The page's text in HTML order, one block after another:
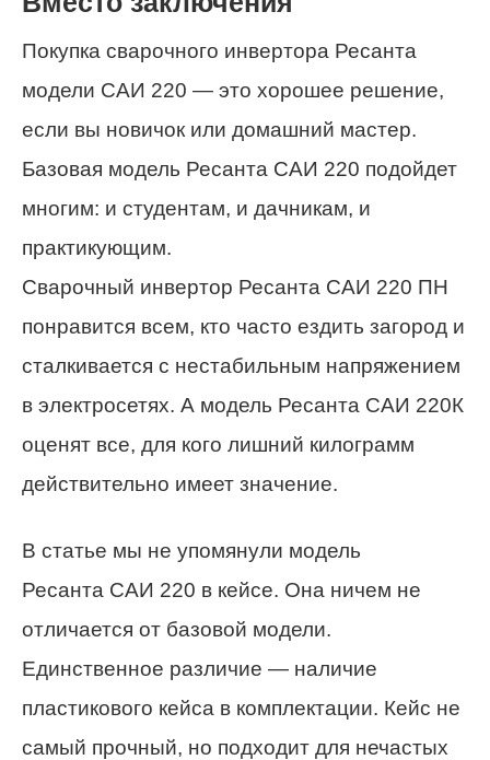
Покупка сварочного инвертора Ресанта
модели САИ 220 — это хорошее решение,
если вы новичок или домашний мастер.
Базовая модель Ресанта САИ 220 подойдет
многим: и студентам, и дачникам, и
практикующим.
Сварочный инвертор Ресанта САИ 220 ПН
понравится всем, кто часто ездить загород и
сталкивается с нестабильным напряжением
в электросетях. А модель Ресанта САИ 220К
оценят все, для кого лишний килограмм
действительно имеет значение.
В статье мы не упомянули модель
Ресанта САИ 220 в кейсе. Она ничем не
отличается от базовой модели.
Единственное различие — наличие
пластикового кейса в комплектации. Кейс не
самый прочный, но подходит для нечастых